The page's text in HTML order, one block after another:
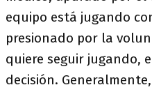
equipo está jugando
presionado por la
quiere seguir jugando,
decisión.